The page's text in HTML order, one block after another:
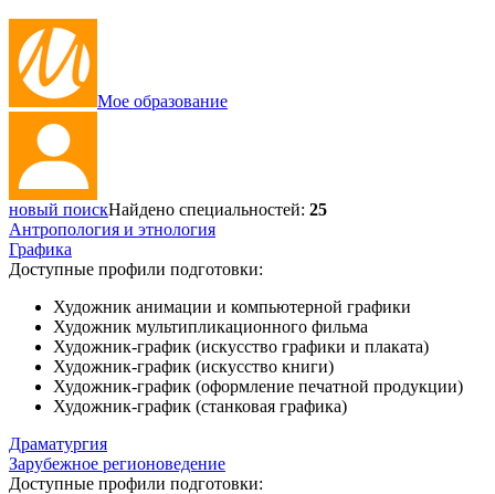
Мое образование
новый поискНайдено специальностей: 25
Антропология и этнология
Графика
Доступные профили подготовки:
Художник анимации и компьютерной графики
Художник мультипликационного фильма
Художник-график (искусство графики и плаката)
Художник-график (искусство книги)
Художник-график (оформление печатной продукции)
Художник-график (станковая графика)
Драматургия
Зарубежное регионоведение
Доступные профили подготовки: